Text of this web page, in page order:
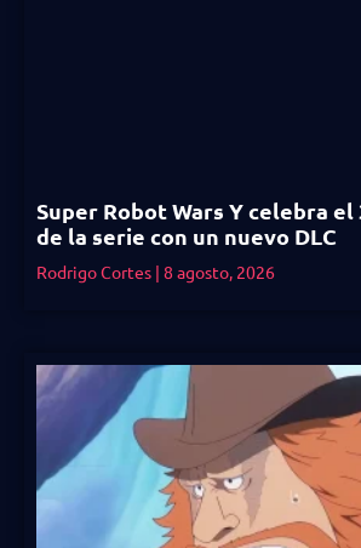
Super Robot Wars Y celebra
de la serie con un nuevo DLC
Rodrigo Cortes 8 agosto, 2026